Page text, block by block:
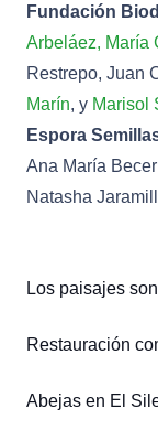
Fundación
Arbeláez, María
Restrepo, Juan
Marín, y Marisol
Espora
Ana María
Natasha
Los paisajes
Restauración
Abejas en El